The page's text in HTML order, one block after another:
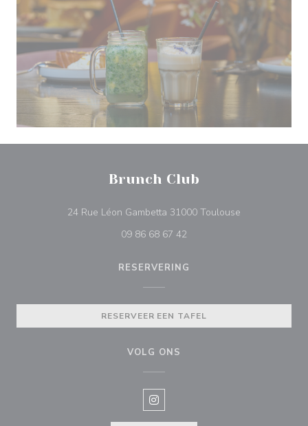
Brunch Club
24 Rue Léon Gambetta 31000 Toulouse
09 86 68 67 42
RESERVERING
RESERVEER EEN TAFEL
VOLG ONS
Instagram ((opent in een nieuw